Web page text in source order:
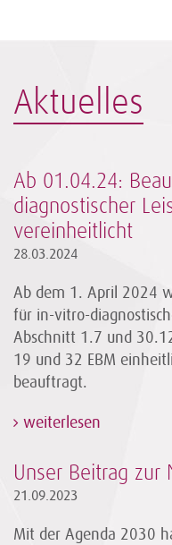
Aktuelles
Ab 01.04.24:
diagnostischer
vereinheitlicht
28.03.2024
Ab dem 1. April 2024
für in-vitro-
Abschnitt 1.7 und
19 und 32 EBM
beauftragt.
weiterlesen
Unser Beitrag zur
21.09.2023
Mit der Agenda 2030